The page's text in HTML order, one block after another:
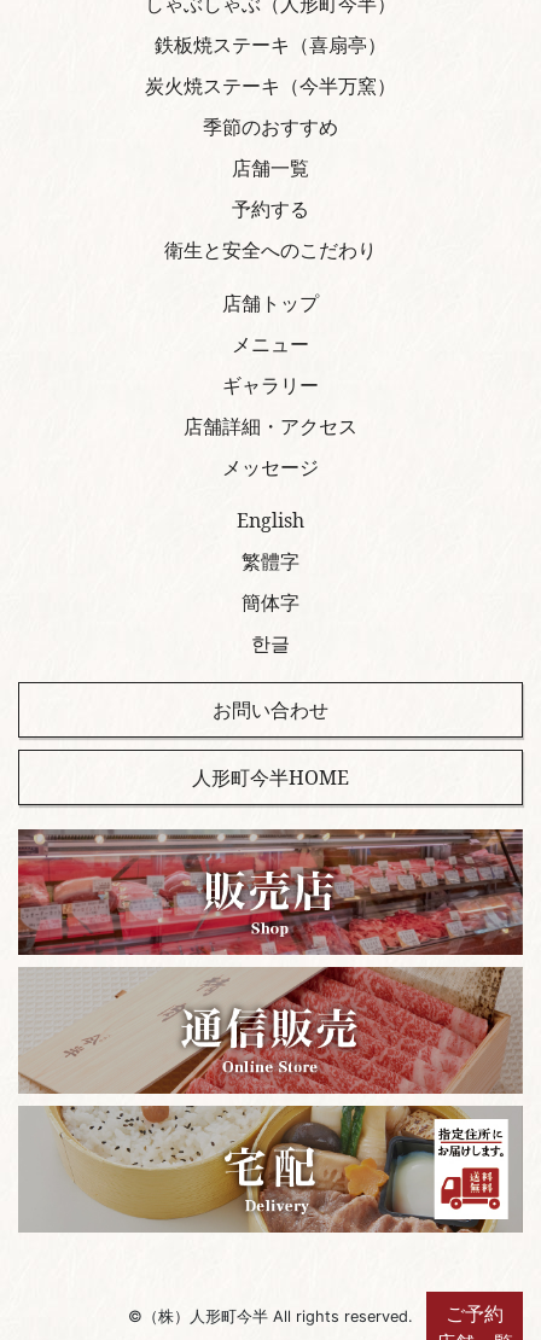
ご予約
鉄板焼ステーキ（喜扇亭）
炭火焼ステーキ（今半万窯）
季節のおすすめ
店舗一覧
予約する
衛生と安全へのこだわり
店舗トップ
メニュー
ギャラリー
店舗詳細・アクセス
メッセージ
English
繁體字
簡体字
한글
お問い合わせ
人形町今半HOME
©（株）人形町今半 All rights reserved.